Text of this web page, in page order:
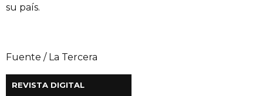
su país.
Fuente / La Tercera
REVISTA DIGITAL